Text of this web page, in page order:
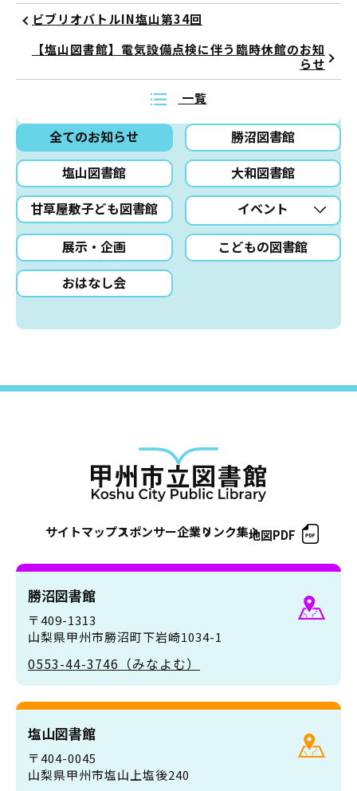
全てのお知らせ
勝沼図書館
塩山図書館
大和図書館
甘草屋敷子ども図書館
イベント
展示・企画
こどもの図書館
おはなし会
ビブリオバトルIN塩山第34回
【塩山図書館】電気設備点検に伴う臨時休館のお知
らせ
一覧
サイトマップスポンサー企業リンク集地図PDF
勝沼図書館
〒409-1313
山梨県甲州市勝沼町下岩崎1034-1
0553-44-3746（みなよむ）
塩山図書館
〒404-0045
山梨県甲州市塩山上塩後240